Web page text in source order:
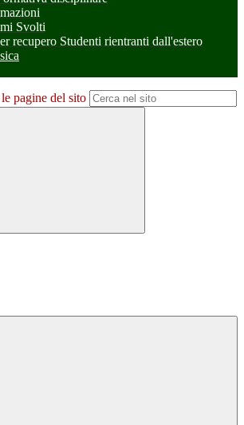
Svolti
recupero Studenti rientranti dall'estero
pagine del sito